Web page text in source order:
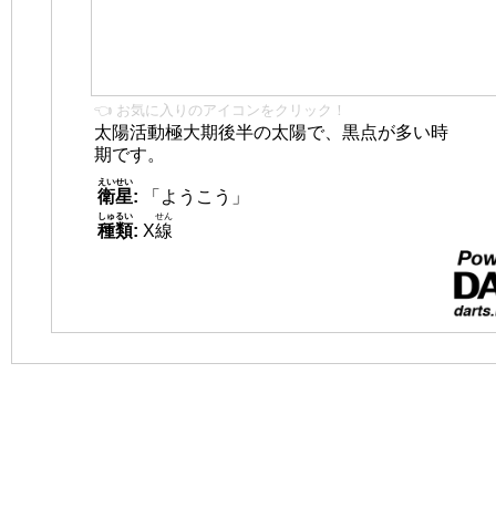
👈 お気に入りのアイコンをクリック！
太陽活動極大期後半の太陽で、黒点が多い時
期です。
衛星
えいせい
:
「ようこう」
種類
しゅるい
: X線
せん